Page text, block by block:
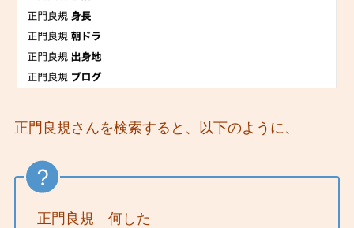
正門良規さんを検索すると、以下のように、
正門良規 何した